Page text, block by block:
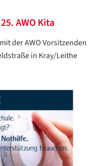
AWO Kita
der AWO Vorsitzenden
in Kray/Leithe